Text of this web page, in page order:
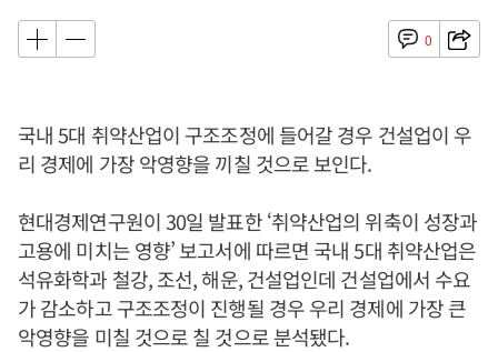
0
국내 5대 취약산업이 구조조정에 들어갈 경우 건설업이 우
리 경제에 가장 악영향을 끼칠 것으로 보인다.
현대경제연구원이 30일 발표한 ‘취약산업의 위축이 성장과
고용에 미치는 영향’ 보고서에 따르면 국내 5대 취약산업은
석유화학과 철강, 조선, 해운, 건설업인데 건설업에서 수요
가 감소하고 구조조정이 진행될 경우 우리 경제에 가장 큰
악영향을 미칠 것으로 칠 것으로 분석됐다.